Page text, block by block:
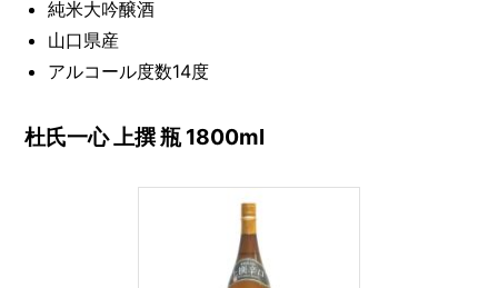
純米大吟醸酒
山口県産
アルコール度数14度
杜氏一心 上撰 瓶 1800ml